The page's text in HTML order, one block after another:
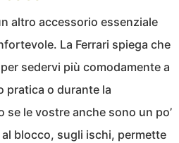
altro accessorio essenziale
La Ferrari spiega che
sedervi più comodamente a
pratica o durante la
le vostre anche sono un po’
blocco, sugli ischi, permette